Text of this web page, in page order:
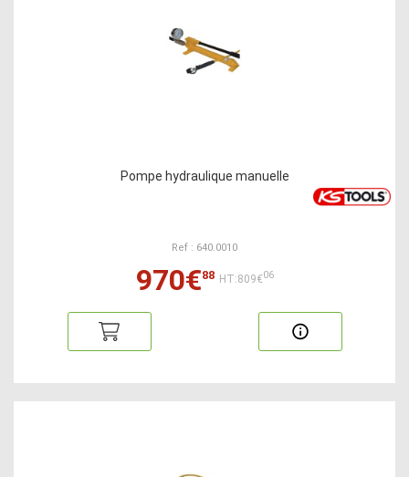
Pompe hydraulique manuelle
Ref : 640.0010
970€88 HT:809€06